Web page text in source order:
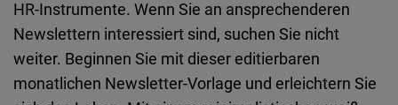
HR-Instrumente. Wenn Sie an ansprechenderen
Newslettern interessiert sind, suchen Sie nicht
weiter. Beginnen Sie mit dieser editierbaren
monatlichen Newsletter-Vorlage und erleichtern Sie